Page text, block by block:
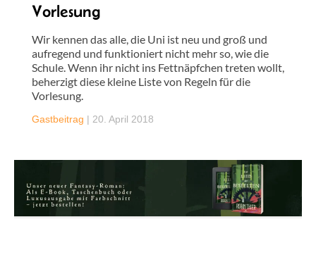
Vorlesung
Wir kennen das alle, die Uni ist neu und groß und
aufregend und funktioniert nicht mehr so, wie die
Schule. Wenn ihr nicht ins Fettnäpfchen treten wollt,
beherzigt diese kleine Liste von Regeln für die
Vorlesung.
Gastbeitrag | 20. April 2018